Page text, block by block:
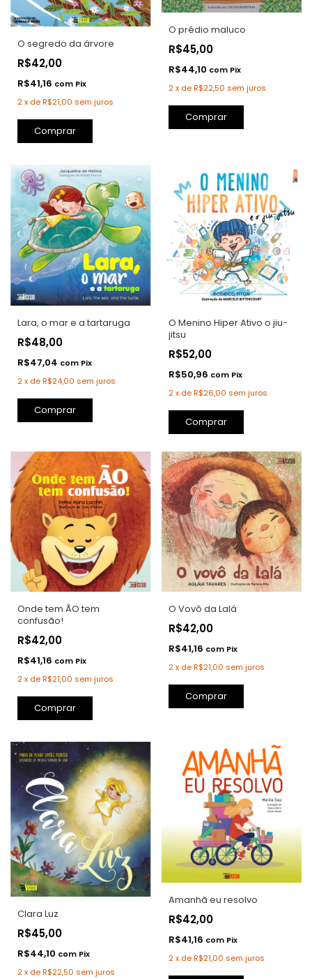
O segredo da árvore
R$42,00
R$41,16 com Pix
2x deR$21,00 sem juros
O prédio maluco
R$45,00
R$44,10 com Pix
2 x deR$22,50 sem juros
Comprar
Lara, o mar e a tartaruga
R$48,00
R$47,04 com Pix
2x deR$24,00 sem juros
O Menino Hiper Ativo o jiu-
jitsu
R$52,00
R$50,96 com Pix
2 x deR$26,00 sem juros
Comprar
Onde tem ÃO tem
confusão!
R$42,00
R$41,16 com Pix
2x deR$21,00 sem juros
O Vovô da Lalá
R$42,00
R$41,16 com Pix
2 x deR$21,00 sem juros
Clara Luz
R$45,00
R$44,10 com Pix
2x deR$22,50 sem juros
Amanhã eu resolvo
R$42,00
R$41,16 com Pix
2 x deR$21,00 sem juros